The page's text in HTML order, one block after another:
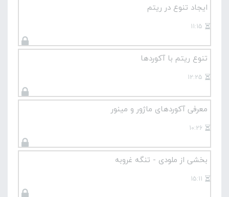
ایجاد تنوع در ریتم
11:15
تنوع ریتم با آکوردها
12:25
معرفی آکوردهای ماژور و مینور
10:26
بخشی از ملودی - تنگه غروبه
15:11